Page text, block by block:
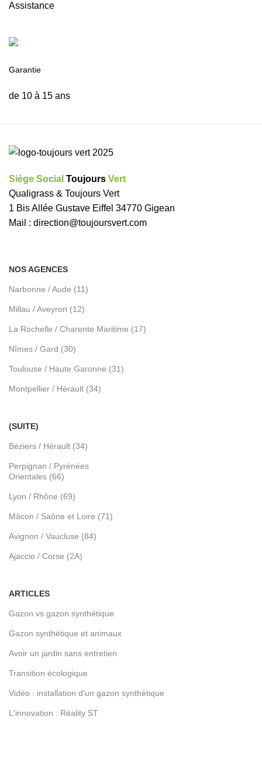
Assistance
Garantie
de 10 à 15 ans
Siège Social Toujours Vert
Qualigrass & Toujours Vert
1 Bis Allée Gustave Eiffel 34770 Gigean
Mail : direction@toujoursvert.com
NOS AGENCES
Narbonne / Aude (11)
Millau / Aveyron (12)
La Rochelle / Charente Maritime (17)
Nîmes / Gard (30)
Toulouse / Haute Garonne (31)
Montpellier / Hérault (34)
(SUITE)
Béziers / Hérault (34)
Perpignan / Pyrénées
Orientales (66)
Lyon / Rhône (69)
Mâcon / Saône et Loire (71)
Avignon / Vaucluse (84)
Ajaccio / Corse (2A)
ARTICLES
Gazon vs gazon synthétique
Gazon synthétique et animaux
Avoir un jardin sans entretien
Transition écologique
Vidéo : installation d'un gazon synthétique
L'innovation : Réality ST